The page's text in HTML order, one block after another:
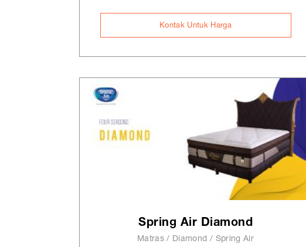
Kontak Untuk Harga
Spring Air Diamond
Matras / Diamond / Spring Air